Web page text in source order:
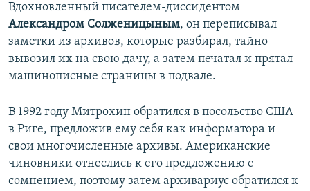
Вдохновленный писателем-диссидентом
Александром Солженицыным, он переписывал
заметки из архивов, которые разбирал, тайно
вывозил их на свою дачу, а затем печатал и прятал
машинописные страницы в подвале.
В 1992 году Митрохин обратился в посольство США
в Риге, предложив ему себя как информатора и
свои многочисленные архивы. Американские
чиновники отнеслись к его предложению с
сомнением, поэтому затем архивариус обратился к